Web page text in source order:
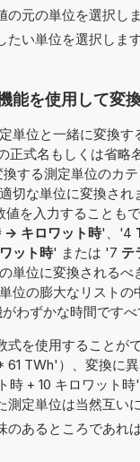
の元の単位を選択し
たい単位を選択しま
能を使用して変
単位と一緒に変換
正式名もしくは省
する測定単位のカ
切な単位に変換さ
値を入力すること
-> キロワット時'、'4
ット時' または '7 テ
単位に変換される
位の膨大なリスト
わずかな時間です
式を使用することが
TWh'）、変換に
時 + 10 キロワット
測定単位は当然互い
のあるところであれ